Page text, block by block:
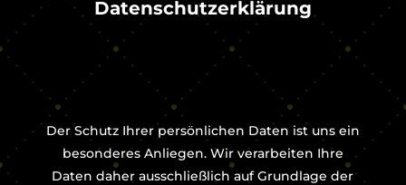
Datenschutzerklärung
Der Schutz Ihrer persönlichen Daten ist uns ein
besonderes Anliegen. Wir verarbeiten Ihre
Daten daher ausschließlich auf Grundlage der